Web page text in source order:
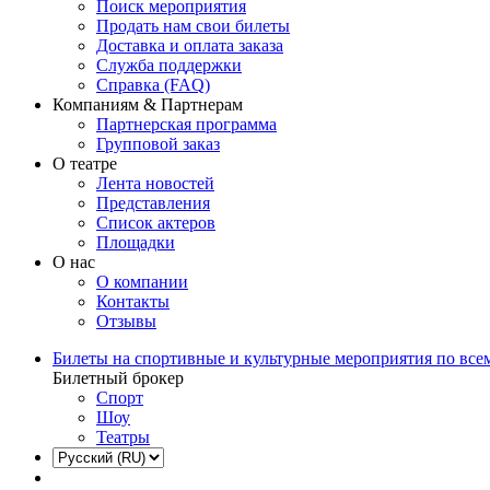
Поиск мероприятия
Продать нам свои билеты
Доставка и оплата заказа
Служба поддержки
Справка (FAQ)
Компаниям & Партнерам
Партнерская программа
Групповой заказ
О театре
Лента новостей
Представления
Список актеров
Площадки
О нас
О компании
Контакты
Отзывы
Билеты на спортивные и культурные мероприятия по
Билетный брокер
Спорт
Шоу
Театры